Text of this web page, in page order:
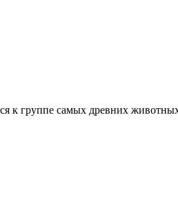
к группе самых древних